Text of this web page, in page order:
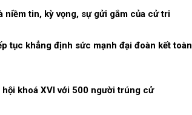
niềm tin, kỳ vọng, sự gửi gắm của cử tri
tục khẳng định sức mạnh đại đoàn kết toàn
khoá XVI với 500 người trúng cử